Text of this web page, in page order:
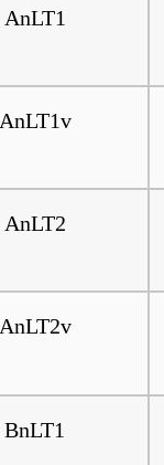
AnLT1
AnLT1v
AnLT2
AnLT2v
BnLT1